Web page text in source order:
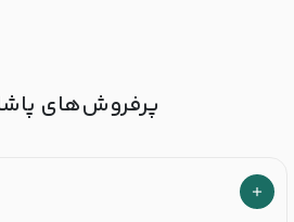
پرفروش‌های